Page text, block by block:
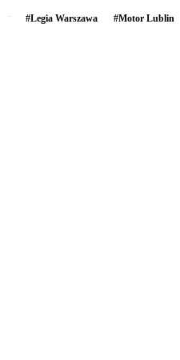
#Legia Warszawa #Motor Lublin